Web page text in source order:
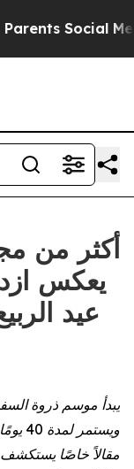
Social Media
يعكس
عيد